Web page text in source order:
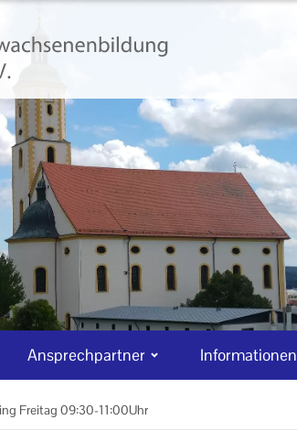
Ansprechpartner Informationen
Freitag 09:30-11:00Uhr